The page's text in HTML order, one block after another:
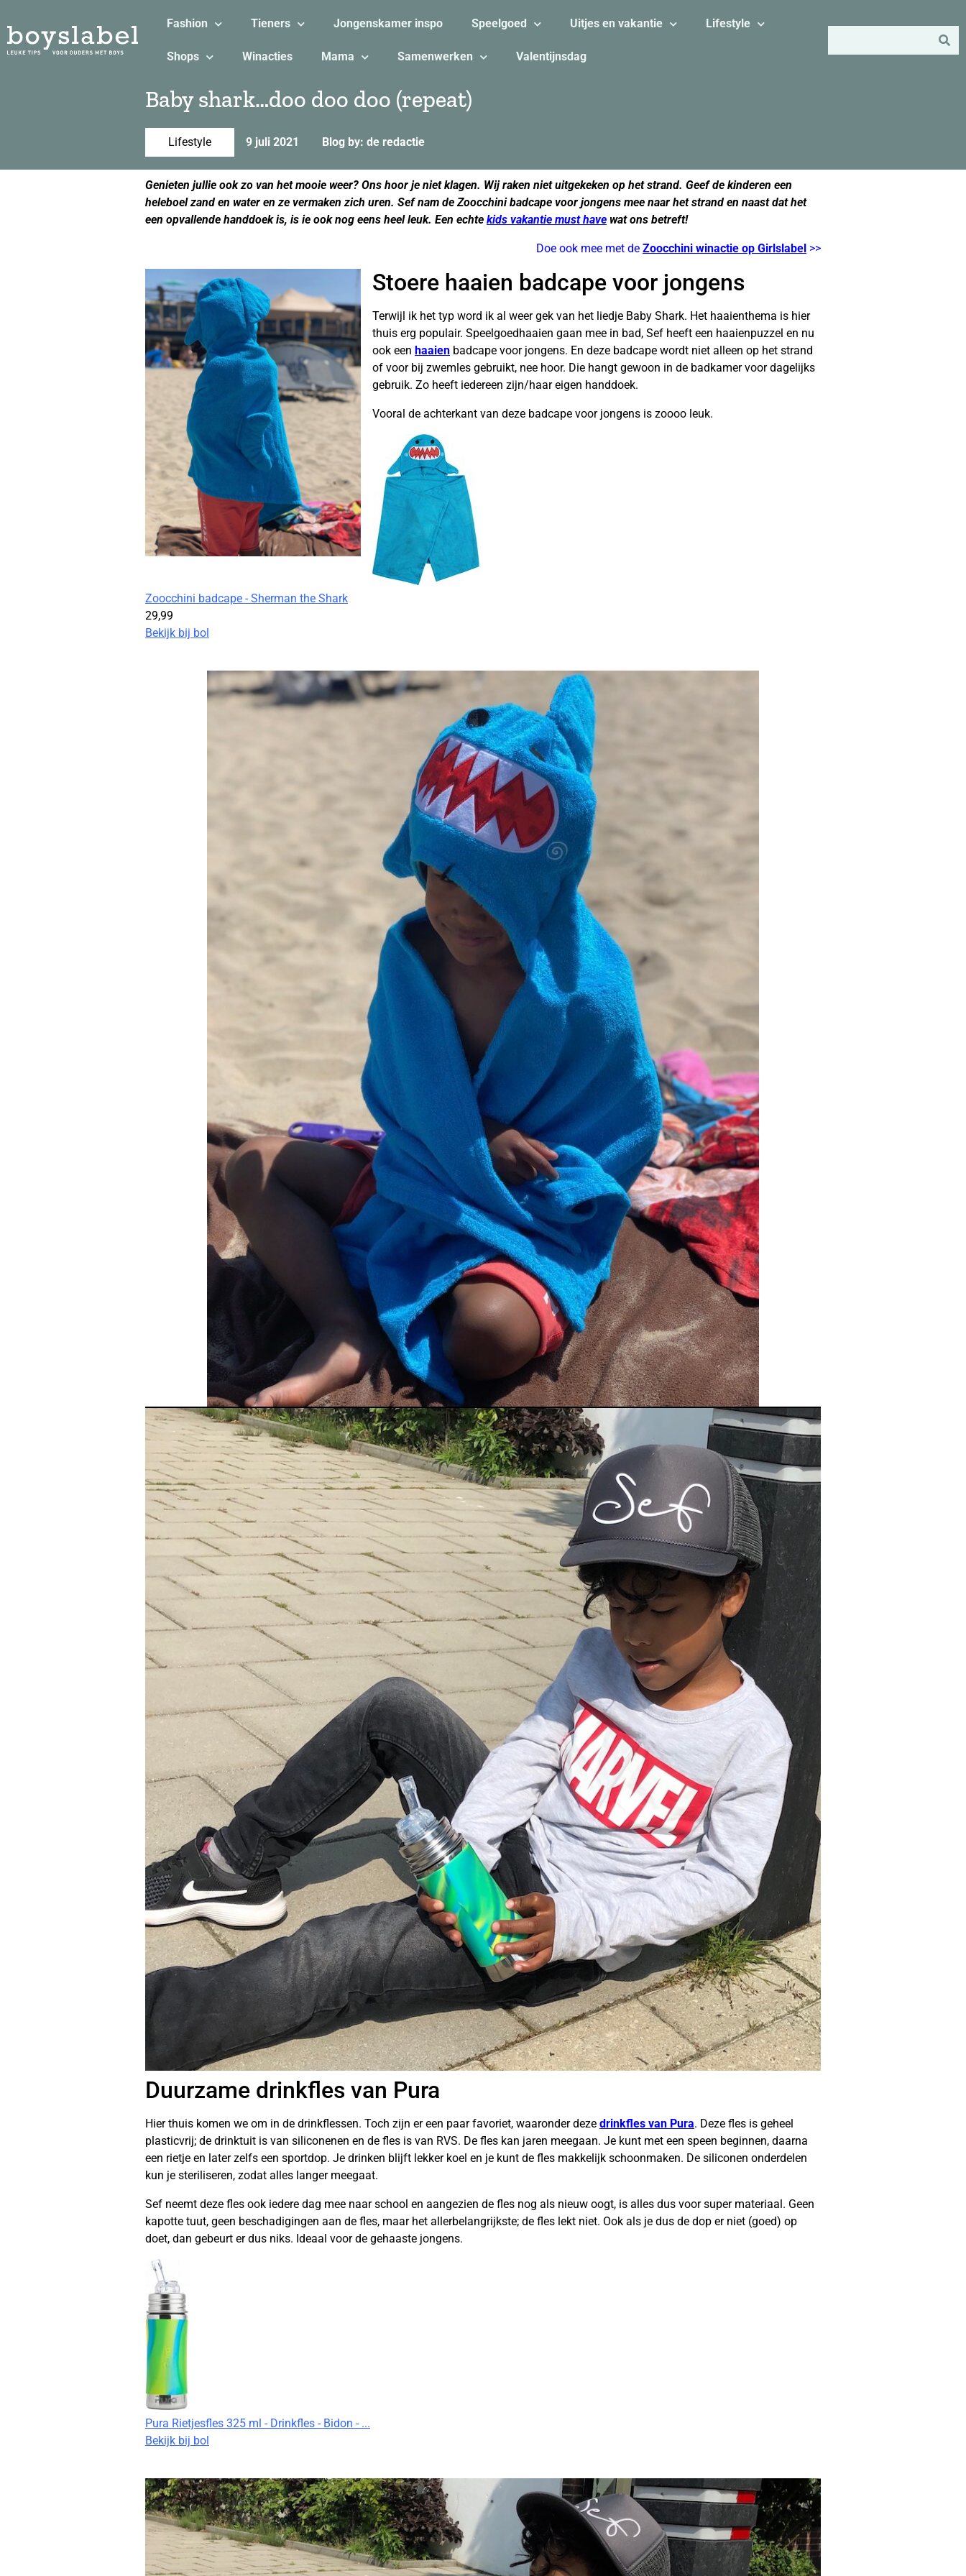
Fashion Tieners Jongenskamer inspo Speelgoed Uitjes en vakantie Lifestyle
Shops Winacties Mama Samenwerken Valentijnsdag
Baby shark…doo doo doo (repeat)
Lifestyle 9 juli 2021 Blog by: de redactie
Genieten jullie ook zo van het mooie weer? Ons hoor je niet klagen. Wij raken niet uitgekeken op het strand. Geef de kinderen een
heleboel zand en water en ze vermaken zich uren. Sef nam de Zoocchini badcape voor jongens mee naar het strand en naast dat het
een opvallende handdoek is, is ie ook nog eens heel leuk. Een echte kids vakantie must have wat ons betreft!
Doe ook mee met de Zoocchini winactie op Girlslabel >>
Stoere haaien badcape voor jongens
Terwijl ik het typ word ik al weer gek van het liedje Baby Shark. Het haaienthema is hier
thuis erg populair. Speelgoedhaaien gaan mee in bad, Sef heeft een haaienpuzzel en nu
ook een haaien badcape voor jongens. En deze badcape wordt niet alleen op het strand
of voor bij zwemles gebruikt, nee hoor. Die hangt gewoon in de badkamer voor dagelijks
gebruik. Zo heeft iedereen zijn/haar eigen handdoek.
Vooral de achterkant van deze badcape voor jongens is zoooo leuk.
Zoocchini badcape - Sherman the Shark
29,99
Bekijk bij bol
Duurzame drinkfles van Pura
Hier thuis komen we om in de drinkflessen. Toch zijn er een paar favoriet, waaronder deze drinkfles van Pura. Deze fles is geheel
plasticvrij; de drinktuit is van siliconenen en de fles is van RVS. De fles kan jaren meegaan. Je kunt met een speen beginnen, daarna
een rietje en later zelfs een sportdop. Je drinken blijft lekker koel en je kunt de fles makkelijk schoonmaken. De siliconen onderdelen
kun je steriliseren, zodat alles langer meegaat.
Sef neemt deze fles ook iedere dag mee naar school en aangezien de fles nog als nieuw oogt, is alles dus voor super materiaal. Geen
kapotte tuut, geen beschadigingen aan de fles, maar het allerbelangrijkste; de fles lekt niet. Ook als je dus de dop er niet (goed) op
doet, dan gebeurt er dus niks. Ideaal voor de gehaaste jongens.
Pura Rietjesfles 325 ml - Drinkfles - Bidon - ...
Bekijk bij bol